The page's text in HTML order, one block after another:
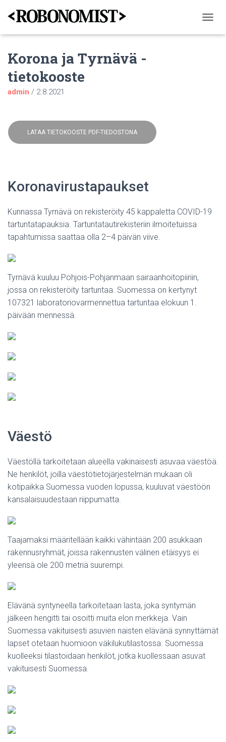
A
I
S
Korona ja Tyrnävä -
tietokooste
admin / 2.8.2021
LATAA TIETOKOOSTE PDF-TIEDOSTONA
Koronavirustapaukset
Kunnassa Tyrnävä on rekisteröity 45 kappaletta COVID-19
tartuntatapauksia. Tartuntatautirekisteriin ilmoitetuissa
tapahtumissa saattaa olla 2–4 päivän viive.
Tyrnävä kuuluu Pohjois-Pohjanmaan sairaanhoitopiiriin,
jossa on rekisteröity tartuntaa. Suomessa on kertynyt
107321 laboratoriovarmennettua tartuntaa elokuun 1.
päivään mennessä.
Väestö
Väestöllä tarkoitetaan alueella vakinaisesti asuvaa väestöä.
Ne henkilöt, joilla väestötietojärjestelmän mukaan oli
kotipaikka Suomessa vuoden lopussa, kuuluvat väestöön
kansalaisuudestaan riippumatta.
Taajamaksi määritellään kaikki vähintään 200 asukkaan
rakennusryhmät, joissa rakennusten välinen etäisyys ei
yleensä ole 200 metriä suurempi.
Elävänä syntyneella tarkoitetaan lasta, joka syntymän
jälkeen hengitti tai osoitti muita elon merkkeja. Vain
Suomessa vakituisesti asuvien naisten elävänä synnyttämät
lapset otetaan huomioon väkilukutilastossa. Suomessa
kuolleeksi tilastoidaan henkilöt, jotka kuollessaan asuvat
vakituisesti Suomessa.